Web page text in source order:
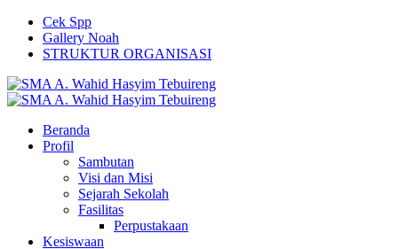
Cek Spp
Gallery Noah
STRUKTUR ORGANISASI
Beranda
Profil
Sambutan
Visi dan Misi
Sejarah Sekolah
Fasilitas
Perpustakaan
Kesiswaan